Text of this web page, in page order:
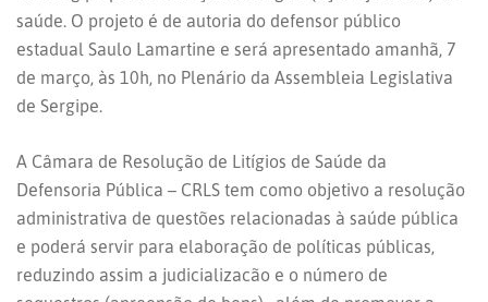
saúde. O projeto é de autoria do defensor público
estadual Saulo Lamartine e será apresentado amanhã, 7
de março, às 10h, no Plenário da Assembleia Legislativa
de Sergipe.
A Câmara de Resolução de Litígios de Saúde da
Defensoria Pública – CRLS tem como objetivo a resolução
administrativa de questões relacionadas à saúde pública
e poderá servir para elaboração de políticas públicas,
reduzindo assim a judicializacão e o número de